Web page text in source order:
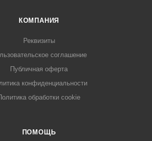
КОМПАНИЯ
Реквизиты
соглашение
Публичная оферта
конфиденциальности
обработки cookie
ПОМОЩЬ